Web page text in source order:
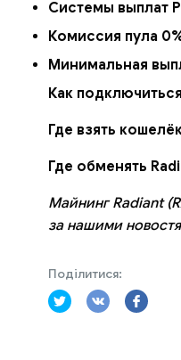
Системы выплат
Комиссия пула
Минимальная
Как
Где взять
Где обменять
Майнинг Radiant
за нашими
Поділитися: